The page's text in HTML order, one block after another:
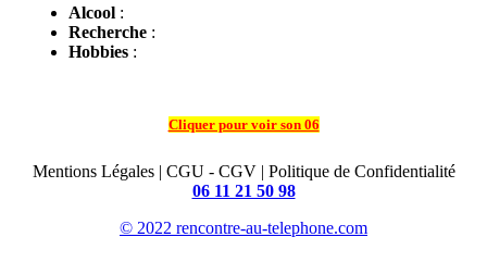
Alcool :
Recherche :
Hobbies :
Cliquer pour voir son 06
Mentions Légales | CGU - CGV | Politique de Confidentialité
06 11 21 50 98
© 2022 rencontre-au-telephone.com